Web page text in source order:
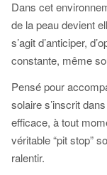
Dans cet
de la peau devient
s’agit d’anticiper,
constante, même
Pensé pour
solaire s’inscrit
efficace, à tout
véritable “pit stop”
ralentir.